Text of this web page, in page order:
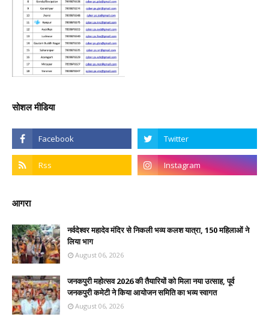
सोशल मीडिया
आगरा
नर्वदेश्वर महादेव मंदिर से निकली भव्य कलश यात्रा, 150 महिलाओं ने
लिया भाग
August 06, 2026
जनकपुरी महोत्सव 2026 की तैयारियों को मिला नया उत्साह, पूर्व
जनकपुरी कमेटी ने किया आयोजन समिति का भव्य स्वागत
August 06, 2026